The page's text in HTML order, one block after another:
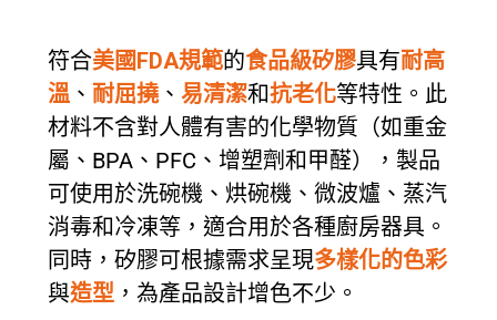
符合美國FDA規範的食品級矽膠具有耐高
溫 、 耐屈撓、 易清潔和抗老化等特性。此
材料不含對人體有害的化學物質（如重金
屬、BPA、PFC、增塑劑和甲醛），製品
可使用於洗碗機、烘碗機、微波爐、蒸汽
消毒和冷凍等，適合用於各種廚房器具。
同時，矽膠可根據需求呈現多樣化的色彩
與造型 ，為產品設計增色不少。